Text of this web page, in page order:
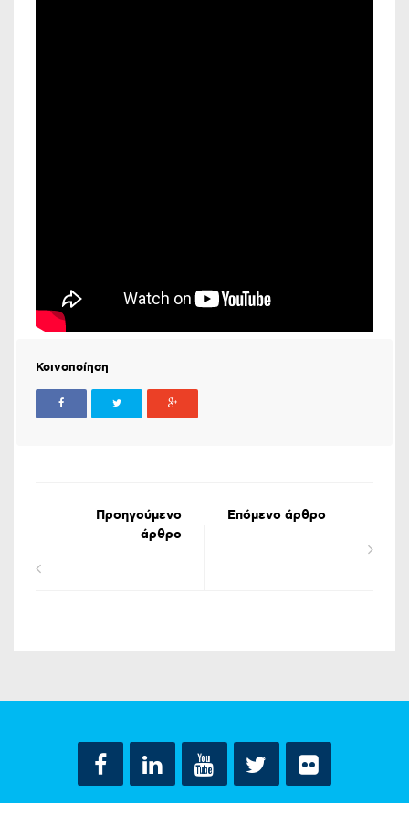
Κοινοποίηση
Προηγούμενο
άρθρο
Επόμενο άρθρο